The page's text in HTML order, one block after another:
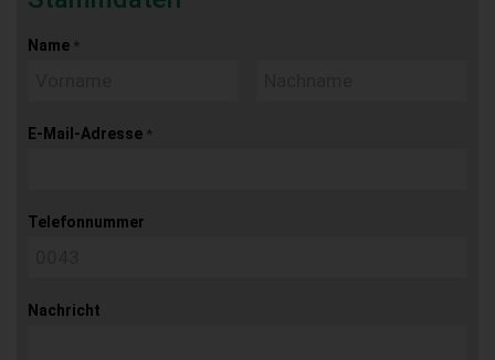
Name *
E-Mail-Adresse *
Telefonnummer
Nachricht